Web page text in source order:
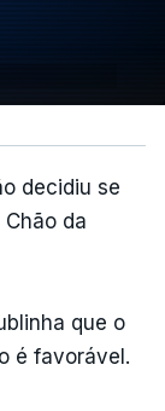
decidiu se
da
que o
é favorável.